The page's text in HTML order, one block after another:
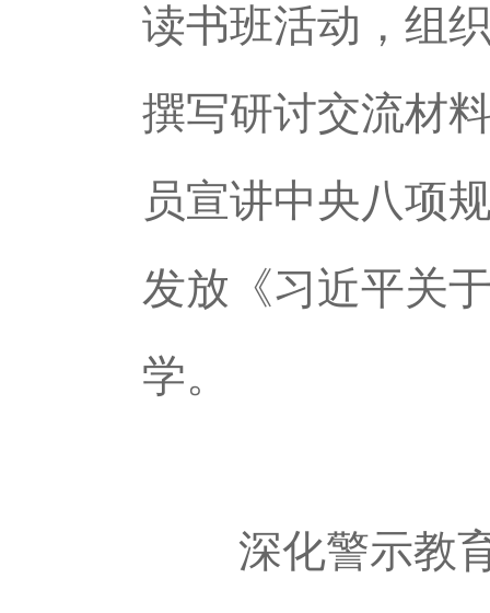
读书班活动，组
撰写研讨交流材
员宣讲中央八项
发放《习近平关
学。
深化警示教育